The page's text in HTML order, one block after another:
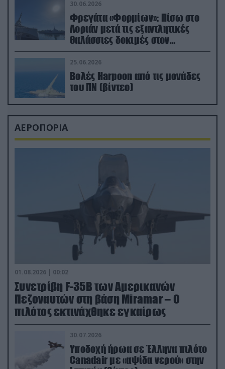
30.06.2026
Φρεγάτα «Φορμίων»: Πίσω στο
Λοριάν μετά τις εξαντλητικές
θαλάσσιες δοκιμές στον
απαιτητικό Βισκαϊκό
25.06.2026
Βολές Harpoon από τις μονάδες
του ΠΝ (βίντεο)
ΑΕΡΟΠΟΡΙΑ
01.08.2026 | 00:02
Συνετρίβη F-35B των Αμερικανών
Πεζοναυτών στη βάση Miramar – Ο
πιλότος εκτινάχθηκε εγκαίρως
30.07.2026
Υποδοχή ήρωα σε Έλληνα πιλότο
Canadair με «αψίδα νερού» στην